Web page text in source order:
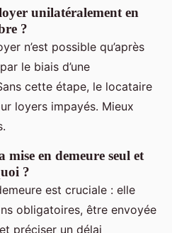
unilatéralement en
?
n’est possible qu’après
le biais d’une
cette étape, le locataire
loyers impayés. Mieux
mise en demeure seul et
?
est cruciale : elle
obligatoires, être envoyée
préciser un délai